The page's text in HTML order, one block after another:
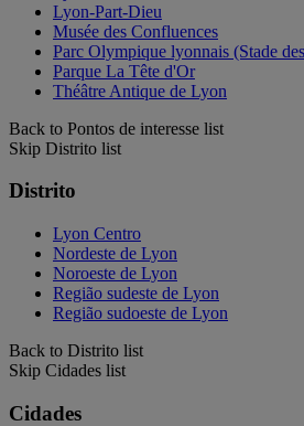
Lyon-Part-Dieu
Musée des Confluences
Parc Olympique lyonnais (Stade
Parque La Tête d'Or
Théâtre Antique de Lyon
Back to Pontos de interesse list
Skip Distrito list
Distrito
Lyon Centro
Nordeste de Lyon
Noroeste de Lyon
Região sudeste de Lyon
Região sudoeste de Lyon
Back to Distrito list
Skip Cidades list
Cidades